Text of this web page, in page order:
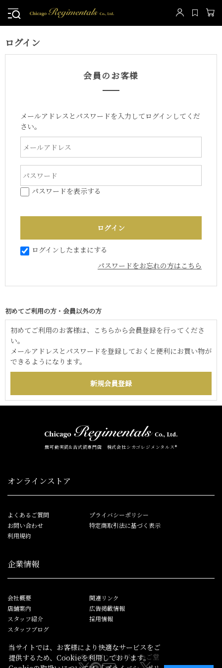
ログイン
会員のお客様
メールアドレスとパスワードを入力してログインしてくだ
さい。
パスワードを表示する
ログインしたままにする
パスワードをお忘れの方はこちら
初めてご利用の方・会員以外の方
初めてご利用のお客様は、こちらから会員登録を行ってくださ
い。
メールアドレスとパスワードを登録しておくと便利にお買い物が
できるようになります。
無可動実銃&古式銃専門店 株式会社シカゴレジメンタルス®
オンラインストア
よくあるご質問
お問い合わせ
利用規約
プライバシーポリシー
特定商取引法に基づく表示
企業情報
会社概要
店舗案内
スタッフ紹介
スタッフブログ
関連リンク
広告掲載情報
採用情報
シカゴレジメンタルスしかご堂
当サイトでは、お客様により快適なサービスをご
提供するため、Cookieを利用しております。